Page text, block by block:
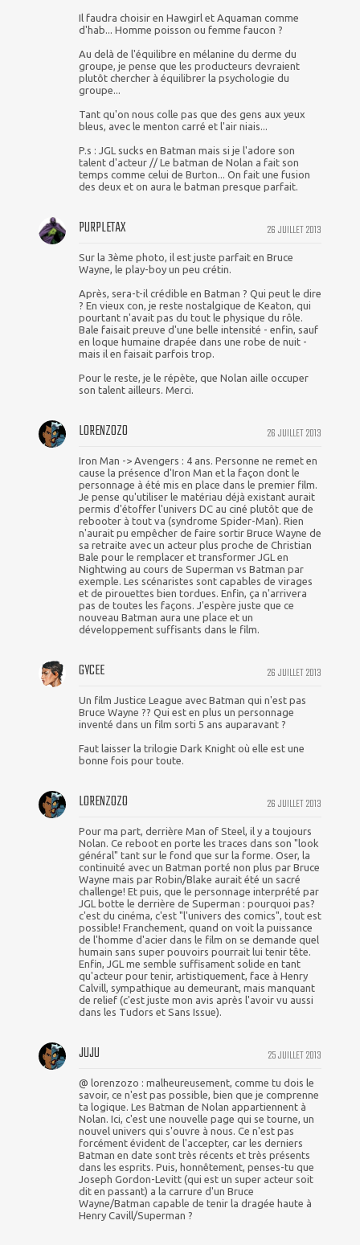
Il faudra choisir en Hawgirl et Aquaman comme
d'hab... Homme poisson ou femme faucon ?
Au delà de l'équilibre en mélanine du derme du
groupe, je pense que les producteurs devraient
plutôt chercher à équilibrer la psychologie du
groupe...
Tant qu'on nous colle pas que des gens aux yeux
bleus, avec le menton carré et l'air niais...
P.s : JGL sucks en Batman mais si je l'adore son
talent d'acteur // Le batman de Nolan a fait son
temps comme celui de Burton... On fait une fusion
des deux et on aura le batman presque parfait.
26 JUILLET 2013
PURPLETAX
Sur la 3ème photo, il est juste parfait en Bruce
Wayne, le play-boy un peu crétin.
Après, sera-t-il crédible en Batman ? Qui peut le dire
? En vieux con, je reste nostalgique de Keaton, qui
pourtant n'avait pas du tout le physique du rôle.
Bale faisait preuve d'une belle intensité - enfin, sauf
en loque humaine drapée dans une robe de nuit -
mais il en faisait parfois trop.
Pour le reste, je le répète, que Nolan aille occuper
son talent ailleurs. Merci.
26 JUILLET 2013
LORENZOZO
Iron Man -> Avengers : 4 ans. Personne ne remet en
cause la présence d'Iron Man et la façon dont le
personnage à été mis en place dans le premier film.
Je pense qu'utiliser le matériau déjà existant aurait
permis d'étoffer l'univers DC au ciné plutôt que de
rebooter à tout va (syndrome Spider-Man). Rien
n'aurait pu empêcher de faire sortir Bruce Wayne de
sa retraite avec un acteur plus proche de Christian
Bale pour le remplacer et transformer JGL en
Nightwing au cours de Superman vs Batman par
exemple. Les scénaristes sont capables de virages
et de pirouettes bien tordues. Enfin, ça n'arrivera
pas de toutes les façons. J'espère juste que ce
nouveau Batman aura une place et un
développement suffisants dans le film.
26 JUILLET 2013
GYCEE
Un film Justice League avec Batman qui n'est pas
Bruce Wayne ?? Qui est en plus un personnage
inventé dans un film sorti 5 ans auparavant ?
Faut laisser la trilogie Dark Knight où elle est une
bonne fois pour toute.
26 JUILLET 2013
LORENZOZO
Pour ma part, derrière Man of Steel, il y a toujours
Nolan. Ce reboot en porte les traces dans son "look
général" tant sur le fond que sur la forme. Oser, la
continuité avec un Batman porté non plus par Bruce
Wayne mais par Robin/Blake aurait été un sacré
challenge! Et puis, que le personnage interprété par
JGL botte le derrière de Superman : pourquoi pas?
c'est du cinéma, c'est "l'univers des comics", tout est
possible! Franchement, quand on voit la puissance
de l'homme d'acier dans le film on se demande quel
humain sans super pouvoirs pourrait lui tenir tête.
Enfin, JGL me semble suffisament solide en tant
qu'acteur pour tenir, artistiquement, face à Henry
Calvill, sympathique au demeurant, mais manquant
de relief (c'est juste mon avis après l'avoir vu aussi
dans les Tudors et Sans Issue).
25 JUILLET 2013
JUJU
@ lorenzozo : malheureusement, comme tu dois le
savoir, ce n'est pas possible, bien que je comprenne
ta logique. Les Batman de Nolan appartiennent à
Nolan. Ici, c'est une nouvelle page qui se tourne, un
nouvel univers qui s'ouvre à nous. Ce n'est pas
forcément évident de l'accepter, car les derniers
Batman en date sont très récents et très présents
dans les esprits. Puis, honnêtement, penses-tu que
Joseph Gordon-Levitt (qui est un super acteur soit
dit en passant) a la carrure d'un Bruce
Wayne/Batman capable de tenir la dragée haute à
Henry Cavill/Superman ?